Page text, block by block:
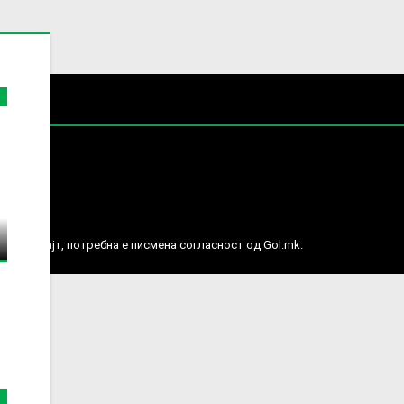
веб сајт, потребна е писмена согласност од Gol.mk.